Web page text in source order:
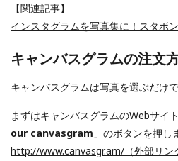
【関連記事】
インスタグラムを写真集に！スタボ
キャンバスグラムの注文
キャンバスグラムは写真を選ぶだけ
まずはキャンバスグラムのWebサイ
our canvasgram 」のボタンを押し
http://www.canvasgr.am/（外部リン